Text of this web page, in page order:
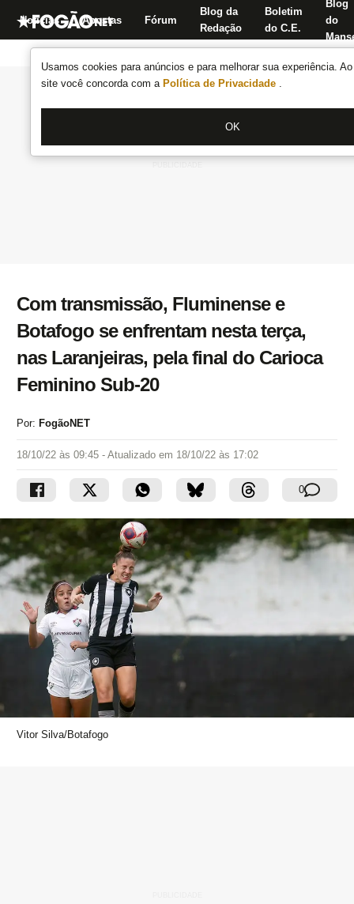
Usamos cookies para anúncios e para melhorar sua experiência.
site você concorda com a Política de Privacidade .
OK
Notícias Apostas Fórum
Blog da
Redação
Boletim
do C.E.
Blog
do
Com transmissão, Fluminense e
Botafogo se enfrentam nesta terça,
nas Laranjeiras, pela final do Carioca
Feminino Sub-20
Por: FogãoNET
18/10/22 às 09:45 - Atualizado em 18/10/22 às 17:02
0
Vitor Silva/Botafogo